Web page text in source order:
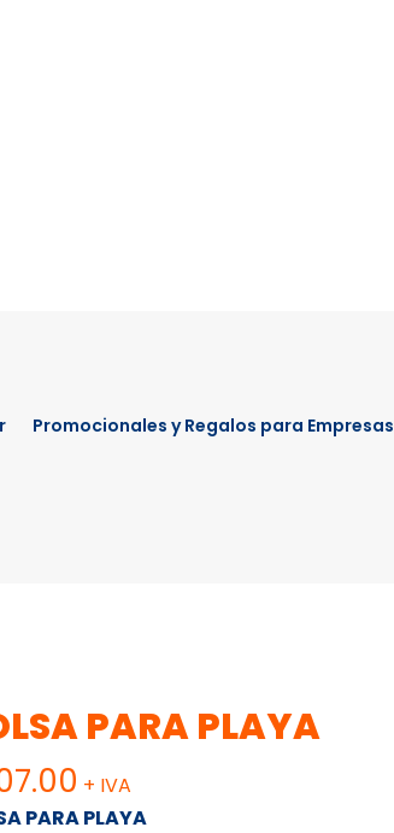
Promocionales y Regalos para Empresas
PARA PLAYA
+ IVA
PARA PLAYA